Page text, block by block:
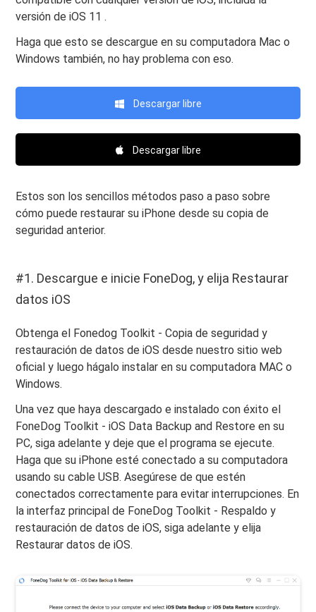
versión de iOS 11 .
Haga que esto se descargue en su computadora Mac o
Windows también, no hay problema con eso.
Descargar libre
Descargar libre
Estos son los sencillos métodos paso a paso sobre
cómo puede restaurar su iPhone desde su copia de
seguridad anterior.
#1. Descargue e inicie FoneDog, y elija Restaurar
datos iOS
Obtenga el Fonedog Toolkit - Copia de seguridad y
restauración de datos de iOS desde nuestro sitio web
oficial y luego hágalo instalar en su computadora MAC o
Windows.
Una vez que haya descargado e instalado con éxito el
FoneDog Toolkit - iOS Data Backup and Restore en su
PC, siga adelante y deje que el programa se ejecute.
Haga que su iPhone esté conectado a su computadora
usando su cable USB. Asegúrese de que estén
conectados correctamente para evitar interrupciones. En
la interfaz principal de FoneDog Toolkit - Respaldo y
restauración de datos de iOS, siga adelante y elija
Restaurar datos de iOS.